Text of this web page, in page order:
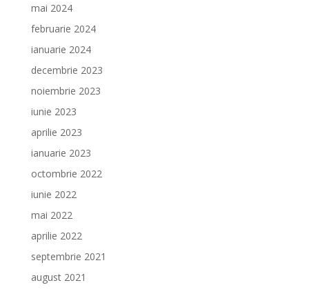
mai 2024
februarie 2024
ianuarie 2024
decembrie 2023
noiembrie 2023
iunie 2023
aprilie 2023
ianuarie 2023
octombrie 2022
iunie 2022
mai 2022
aprilie 2022
septembrie 2021
august 2021